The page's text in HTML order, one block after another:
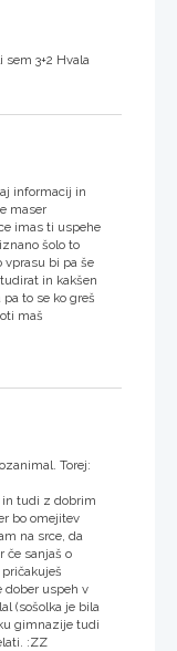
3+2 Hvala
informacij in
maser
imas ti uspehe
šolo to
vprasu bi pa še
in kakšen
to se ko greš
maš
Torej:
in tudi z dobrim
bo omejitev
na srce, da
če sanjaš o
dober uspeh v
(sošolka je bila
gimnazije tudi
:ZZ